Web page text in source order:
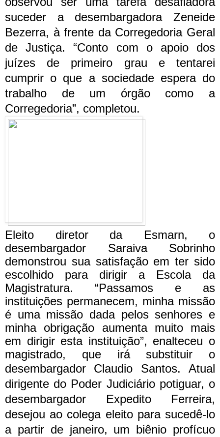
suceder a desembargadora Zeneide
Bezerra, à frente da Corregedoria Geral
de Justiça. “Conto com o apoio dos
juízes de primeiro grau e tentarei
cumprir o que a sociedade espera do
trabalho de um órgão como a
Corregedoria”, completou.
Eleito diretor da Esmarn, o
desembargador Saraiva Sobrinho
demonstrou sua satisfação em ter sido
escolhido para dirigir a Escola da
Magistratura. “Passamos e as
instituições permanecem, minha missão
é uma missão dada pelos senhores e
minha obrigação aumenta muito mais
em dirigir esta instituição”, enalteceu o
magistrado, que irá substituir o
desembargador Claudio Santos. Atual
dirigente do Poder Judiciário potiguar, o
desembargador Expedito Ferreira,
desejou ao colega eleito para sucedê-lo
a partir de janeiro, um biênio profícuo